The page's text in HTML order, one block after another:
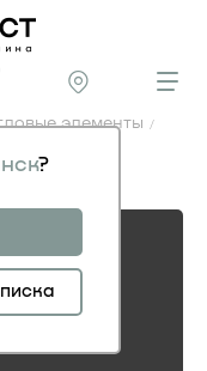
?
элементы